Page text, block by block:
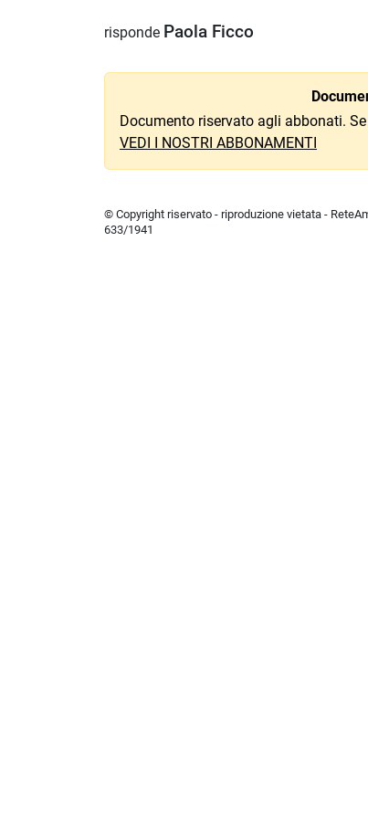
risponde Paola Ficco
Documento riservato agli abbonati.
VEDI I NOSTRI ABBONAMENTI
© Copyright riservato - riproduzione vietata -
633/1941